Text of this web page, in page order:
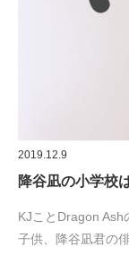
2019.12.9
降谷凪の小学校
KJことDragon
子供、降谷凪君の